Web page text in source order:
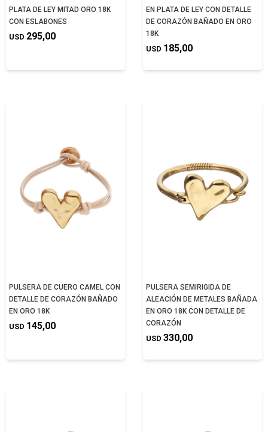
PLATA DE LEY MITAD ORO 18K
CON ESLABONES
USD 295,00
EN PLATA DE LEY CON DETALLE
DE CORAZÓN BAÑADO EN ORO
18K
USD 185,00
PULSERA DE CUERO CAMEL CON
DETALLE DE CORAZÓN BAÑADO
EN ORO 18K
USD 145,00
PULSERA SEMIRIGIDA DE
ALEACIÓN DE METALES BAÑADA
EN ORO 18K CON DETALLE DE
CORAZÓN
USD 330,00